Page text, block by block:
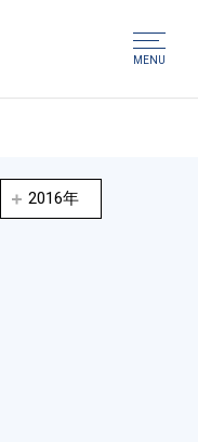
MENU
2016年